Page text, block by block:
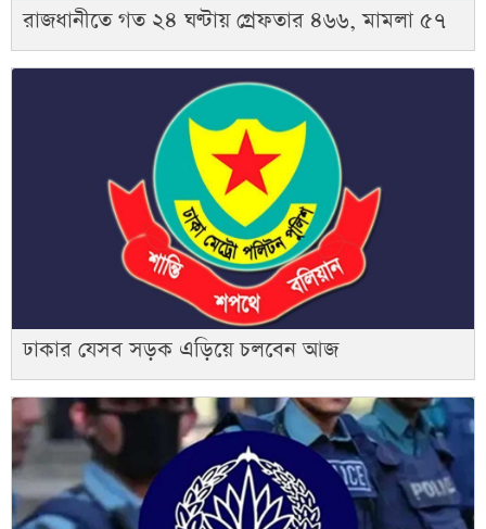
রাজধানীতে গত ২৪ ঘণ্টায় গ্রেফতার ৪৬৬, মামলা ৫৭
ঢাকার যেসব সড়ক এড়িয়ে চলবেন আজ